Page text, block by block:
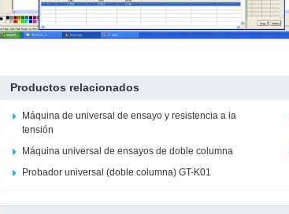
Productos relacionados
Máquina de universal de ensayo y resistencia a la
tensión
Máquina universal de ensayos de doble columna
Probador universal (doble columna) GT-K01